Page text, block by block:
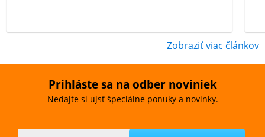
Zobraziť viac článkov
Prihláste sa na odber noviniek
Nedajte si ujsť špeciálne ponuky a novinky.